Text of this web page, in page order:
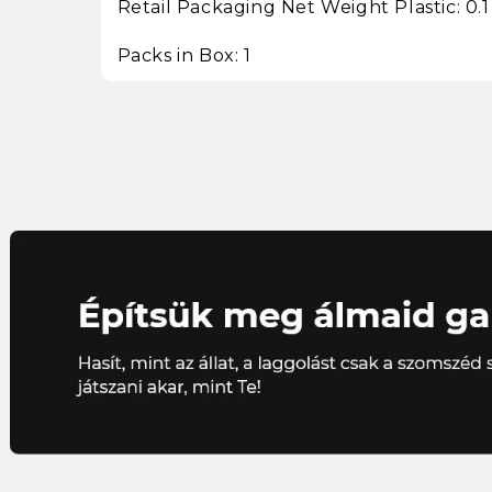
Retail Packaging Net Weight Plastic:
Packs in Box: 1